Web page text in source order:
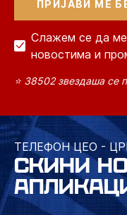
Слажем се да ме
новостима и
⭐ 38502 звездаша се
ТЕЛЕФОН ЦЕО -
СКИНИ